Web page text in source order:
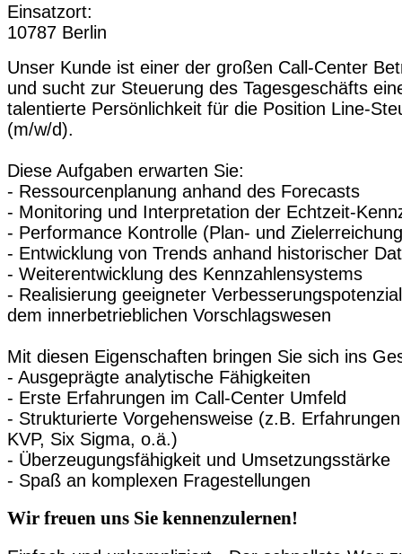
Einsatzort:
10787 Berlin
Unser Kunde ist einer der großen Call-Center
und sucht zur Steuerung des Tagesgeschäfts
talentierte Persönlichkeit für die Position Line-
(m/w/d).
Diese Aufgaben erwarten Sie:
- Ressourcenplanung anhand des Forecasts
- Monitoring und Interpretation der Echtzeit-
- Performance Kontrolle (Plan- und
- Entwicklung von Trends anhand historischer
- Weiterentwicklung des Kennzahlensystems
- Realisierung geeigneter
dem innerbetrieblichen Vorschlagswesen
Mit diesen Eigenschaften bringen Sie sich ins
- Ausgeprägte analytische Fähigkeiten
- Erste Erfahrungen im Call-Center Umfeld
- Strukturierte Vorgehensweise (z.B.
KVP, Six Sigma, o.ä.)
- Überzeugungsfähigkeit und Umsetzungsstärke
- Spaß an komplexen Fragestellungen
Wir freuen uns Sie kennenzulernen!